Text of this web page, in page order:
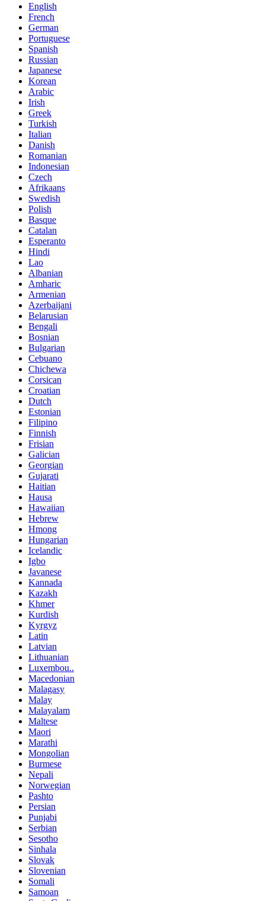
English
French
German
Portuguese
Spanish
Russian
Japanese
Korean
Arabic
Irish
Greek
Turkish
Italian
Danish
Romanian
Indonesian
Czech
Afrikaans
Swedish
Polish
Basque
Catalan
Esperanto
Hindi
Lao
Albanian
Amharic
Armenian
Azerbaijani
Belarusian
Bengali
Bosnian
Bulgarian
Cebuano
Chichewa
Corsican
Croatian
Dutch
Estonian
Filipino
Finnish
Frisian
Galician
Georgian
Gujarati
Haitian
Hausa
Hawaiian
Hebrew
Hmong
Hungarian
Icelandic
Igbo
Javanese
Kannada
Kazakh
Khmer
Kurdish
Kyrgyz
Latin
Latvian
Lithuanian
Luxembou..
Macedonian
Malagasy
Malay
Malayalam
Maltese
Maori
Marathi
Mongolian
Burmese
Nepali
Norwegian
Pashto
Persian
Punjabi
Serbian
Sesotho
Sinhala
Slovak
Slovenian
Somali
Samoan